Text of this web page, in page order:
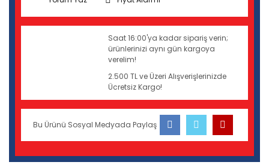
Saat 16:00'ya kadar sipariş verin;
ürünlerinizi aynı gün kargoya
verelim!
2.500 TL ve Üzeri Alışverişlerinizde
Ücretsiz Kargo!
Bu Ürünü Sosyal Medyada Paylaş